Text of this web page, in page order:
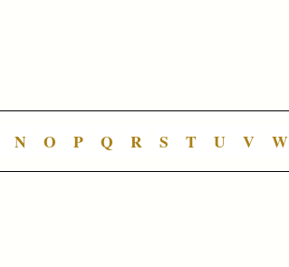
N O P Q R S T U V W